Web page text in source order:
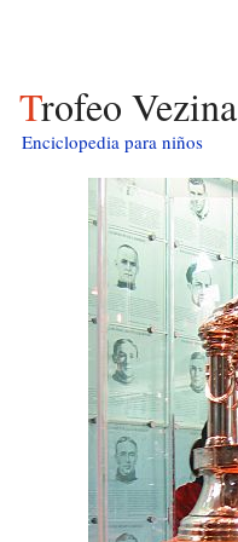
Trofeo
Enciclopedia para niños